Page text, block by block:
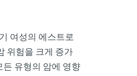
여성의 에스트로
위험을 크게 증가
유형의 암에 영향